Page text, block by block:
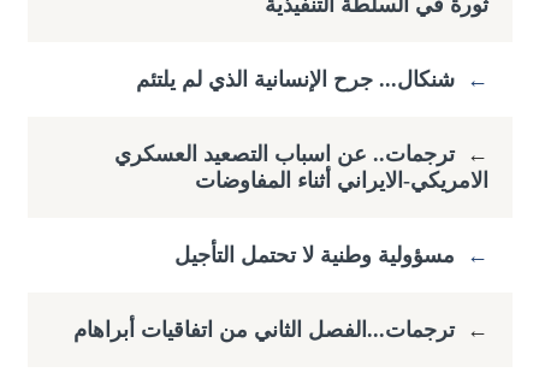
← شنكال... جرح الإنسانية الذي لم يلتئم
← ترجمات.. عن اسباب التصعيد العسكري
الامريكي-الايراني أثناء المفاوضات
← مسؤولية وطنية لا تحتمل التأجيل
← ترجمات...الفصل الثاني من اتفاقيات أبراهام